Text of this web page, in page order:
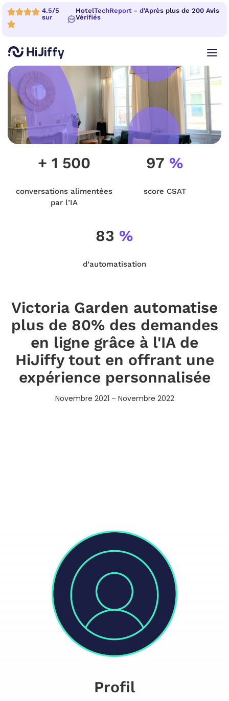
4.5/5
sur
HotelTechReport - d'Après plus de 200 Avis
Vérifiés
Novembre 2021 – Novembre 2022
Victoria Garden automatise
plus de 80% des demandes
en ligne grâce à l'IA de
HiJiffy tout en offrant une
expérience personnalisée
+ 1 500
conversations alimentées
par l’IA
97 %
score CSAT
83 %
d’automatisation
Profil